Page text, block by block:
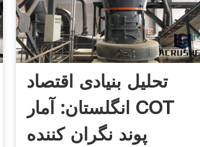
تحلیل بنیادی اقتصاد
انگلستان: آمار COT
پوند نگران کننده